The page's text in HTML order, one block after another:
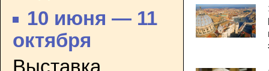
10 июня — 11
октября